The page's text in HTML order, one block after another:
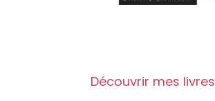
Découvrir mes livres